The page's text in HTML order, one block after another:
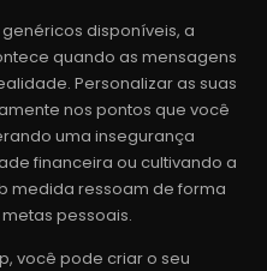
disponíveis, a
quando as mensagens
Personalizar as suas
nos pontos que você
uma insegurança
financeira ou cultivando a
medida ressoam de forma
pessoais.
você pode criar o seu